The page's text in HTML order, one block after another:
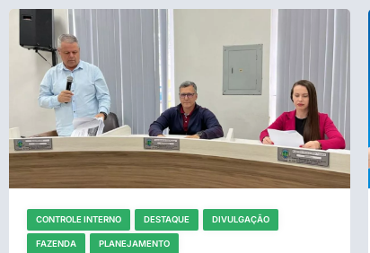
CONTROLE INTERNO DESTAQUE DIVULGAÇÃO
FAZENDA PLANEJAMENTO